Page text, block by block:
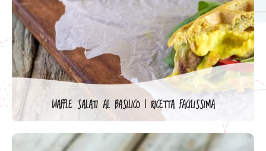
WAFFLE SALATI AL BASILICO | RICETTA FACILISSIMA